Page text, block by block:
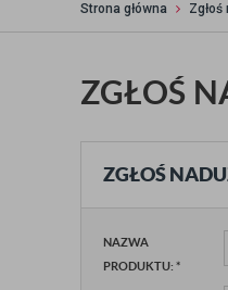
Strona główna
ZGŁOŚ
ZGŁOŚ
NAZWA
PRODUKTU: *